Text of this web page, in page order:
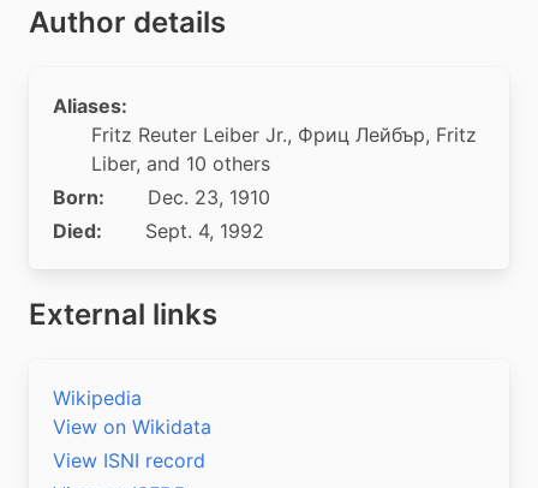
Author details
Aliases:
Fritz Reuter Leiber Jr., Фриц Лейбър, Fritz
Liber, and 10 others
Born:
Dec. 23, 1910
Died:
Sept. 4, 1992
External links
Wikipedia
View on Wikidata
View ISNI record